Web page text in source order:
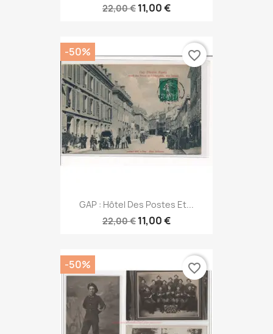
22,00 € 11,00 €
GAP : Hôtel Des Postes Et...
22,00 € 11,00 €
-50% favorite_border
-50% favorite_border